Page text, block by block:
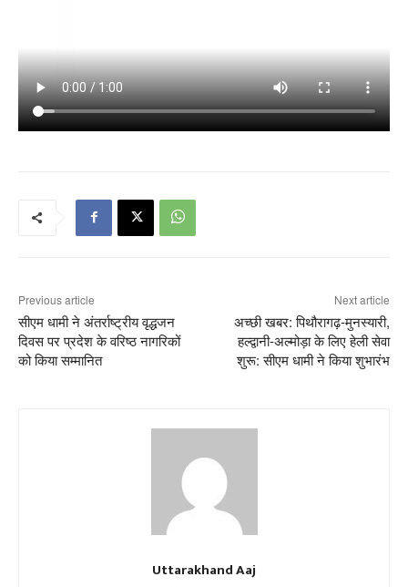
Previous article
सीएम धामी ने अंतर्राष्ट्रीय वृद्धजन
दिवस पर प्रदेश के वरिष्ठ नागरिकों
को किया सम्मानित
Next article
अच्छी खबर: पिथौरागढ़-मुनस्यारी,
हल्द्वानी-अल्मोड़ा के लिए हेली सेवा
शुरू: सीएम धामी ने किया शुभारंभ
Uttarakhand Aaj